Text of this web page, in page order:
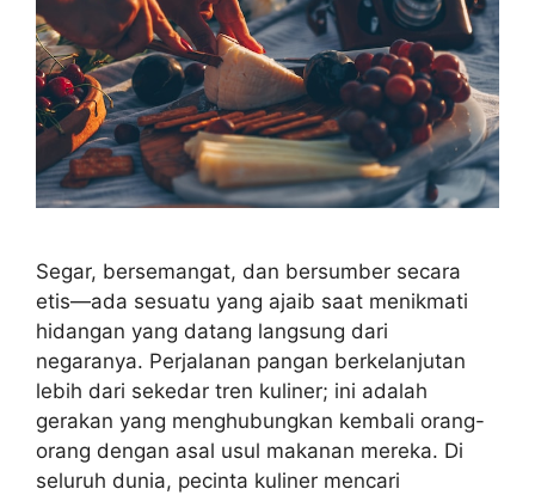
Segar, bersemangat, dan bersumber secara
etis—ada sesuatu yang ajaib saat menikmati
hidangan yang datang langsung dari
negaranya. Perjalanan pangan berkelanjutan
lebih dari sekedar tren kuliner; ini adalah
gerakan yang menghubungkan kembali orang-
orang dengan asal usul makanan mereka. Di
seluruh dunia, pecinta kuliner mencari